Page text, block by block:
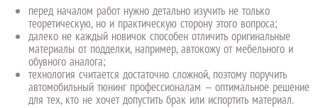
перед началом работ нужно детально изучить не только
теоретическую, но и практическую сторону этого вопроса;
далеко не каждый новичок способен отличить оригинальные
материалы от подделки, например, автокожу от мебельного и
обувного аналога;
технология считается достаточно сложной, поэтому поручить
автомобильный тюнинг профессионалам — оптимальное решение
для тех, кто не хочет допустить брак или испортить материал.